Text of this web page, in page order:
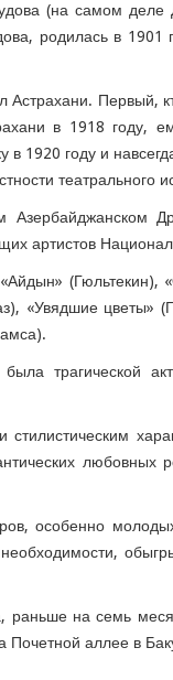
(на самом деле
родилась в 1901
Первый,
в 1918 году,
1920 году и
театрального
Азербайджанском
артистов
(Гюльтекин),
«Увядшие цветы»
трагической
любовных
особенно
раньше на семь
Почетной аллее в